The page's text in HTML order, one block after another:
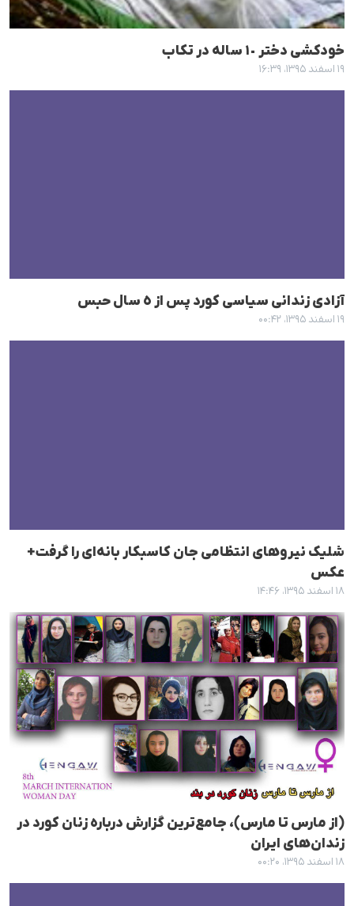
خودکشی دختر ١٠ سالە در تکاب
۱۹ اسفند ۱۳۹۵، ۱۶:۳۹
آزادی زندانی سیاسی کورد پس از ٥ سال حبس
۱۹ اسفند ۱۳۹۵، ۰۰:۴۲
شلیک نیروهای انتظامی جان کاسبکار بانەای را گرفت+
عکس
۱۸ اسفند ۱۳۹۵، ۱۴:۴۶
(از مارس تا مارس)، جامع‌ترین گزارش دربارە زنان کورد در
زندان‌های ایران
۱۸ اسفند ۱۳۹۵، ۰۰:۲۰